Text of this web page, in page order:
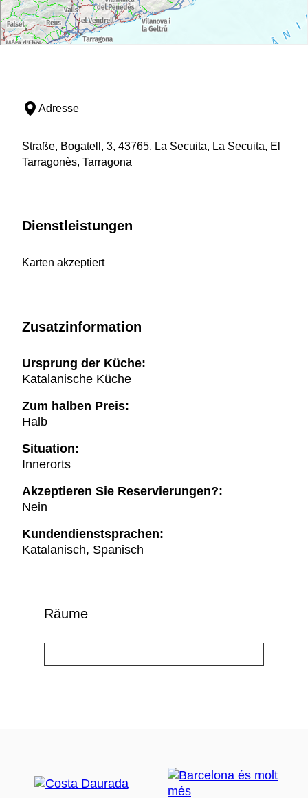
Adresse
Straße, Bogatell, 3, 43765, La Secuita, La Secuita, El
Tarragonès, Tarragona
Dienstleistungen
Karten akzeptiert
Zusatzinformation
Ursprung der Küche:
Katalanische Küche
Zum halben Preis:
Halb
Situation:
Innerorts
Akzeptieren Sie Reservierungen?:
Nein
Kundendienstsprachen:
Katalanisch, Spanisch
Räume